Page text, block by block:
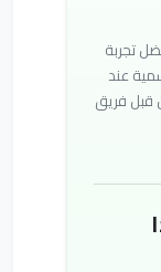
تجربة
عند
قبل فريق